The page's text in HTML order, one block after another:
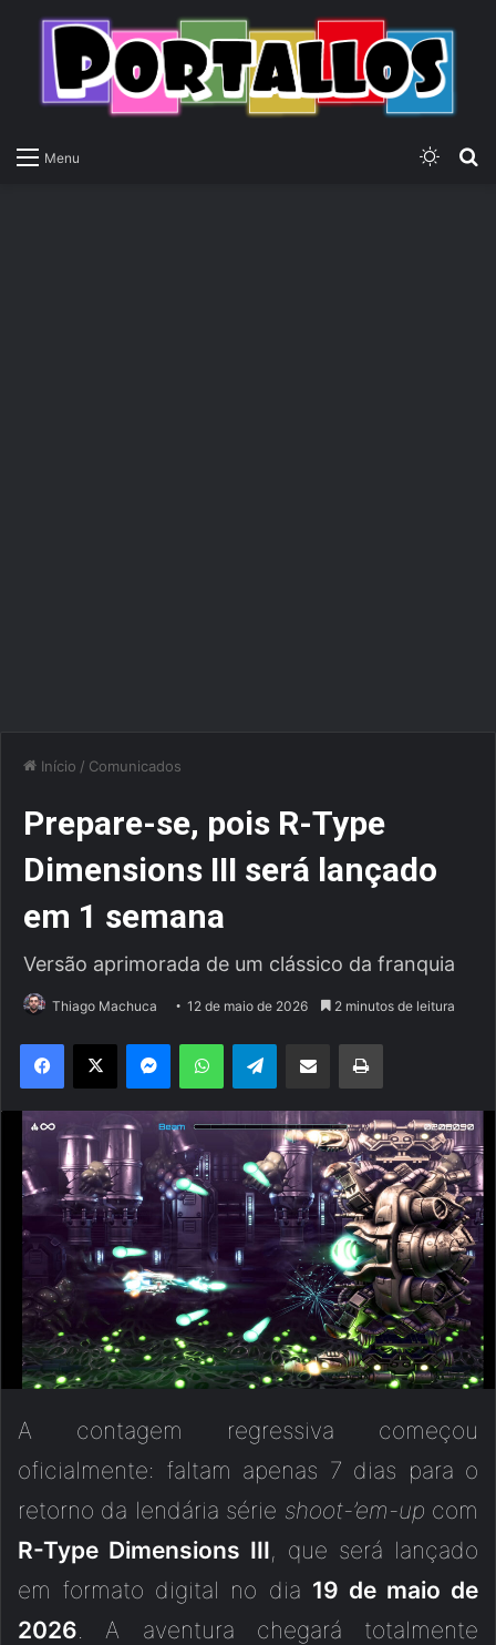
Menu
Início / Comunicados
Prepare-se, pois R-Type
Dimensions III será lançado
em 1 semana
Versão aprimorada de um clássico da franquia
Thiago Machuca 12 de maio de 2026 2 minutos de leitura
A contagem regressiva começou
oficialmente: faltam apenas 7 dias para o
retorno da lendária série shoot-’em-up com
R-Type Dimensions III, que será lançado
em formato digital no dia 19 de maio de
2026 . A aventura chegará totalmente